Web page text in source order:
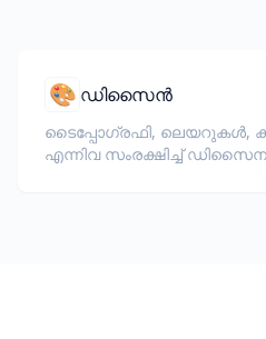
🎨 ഡിസൈൻ
ടൈപ്പോഗ്രഫി,
എന്നിവ സംരക്ഷിച്ച്